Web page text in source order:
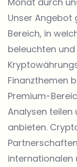
Unser Angebot
Bereich, in
beleuchten
Finanzthemen
Premium-
Analysen teilen
anbieten.
internationalen